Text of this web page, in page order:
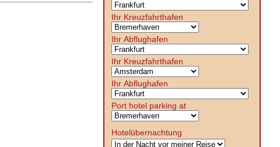
Ihr Kreuzfahrthafen
Ihr Abflughafen
Ihr Kreuzfahrthafen
Ihr Abflughafen
Port hotel parking at
Hotelübernachtung